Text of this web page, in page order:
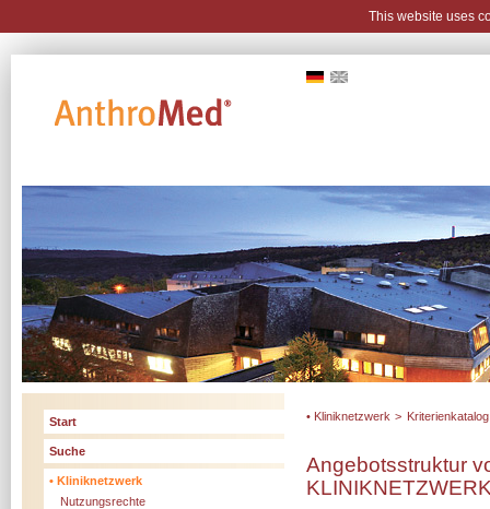
Start
Suche
• Kliniknetzwerk
Nutzungsrechte
• Kliniknetzwerk > Kriterienkatalog
Angebotsstruktur
This website uses